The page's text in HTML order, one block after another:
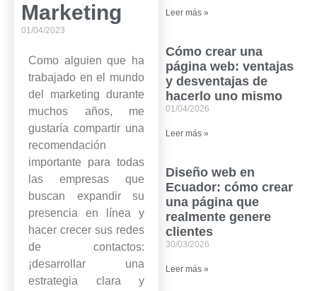
Marketing
01/04/2023
Como alguien que ha
trabajado en el mundo
del marketing durante
muchos años, me
gustaría compartir una
recomendación
importante para todas
las empresas que
buscan expandir su
presencia en línea y
hacer crecer sus redes
de contactos:
¡desarrollar una
estrategia clara y
Leer más »
Cómo crear una
página web: ventajas
y desventajas de
hacerlo uno mismo
01/04/2026
Leer más »
Diseño web en
Ecuador: cómo crear
una página que
realmente genere
clientes
30/03/2026
Leer más »